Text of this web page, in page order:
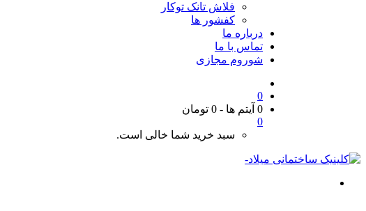
فلاش تانک توکار
کفشور ها
درباره ما
تماس با ما
شوروم مجازی
0
0 آیتم ها
-
0 تومان
0
سبد خرید شما خالی است.